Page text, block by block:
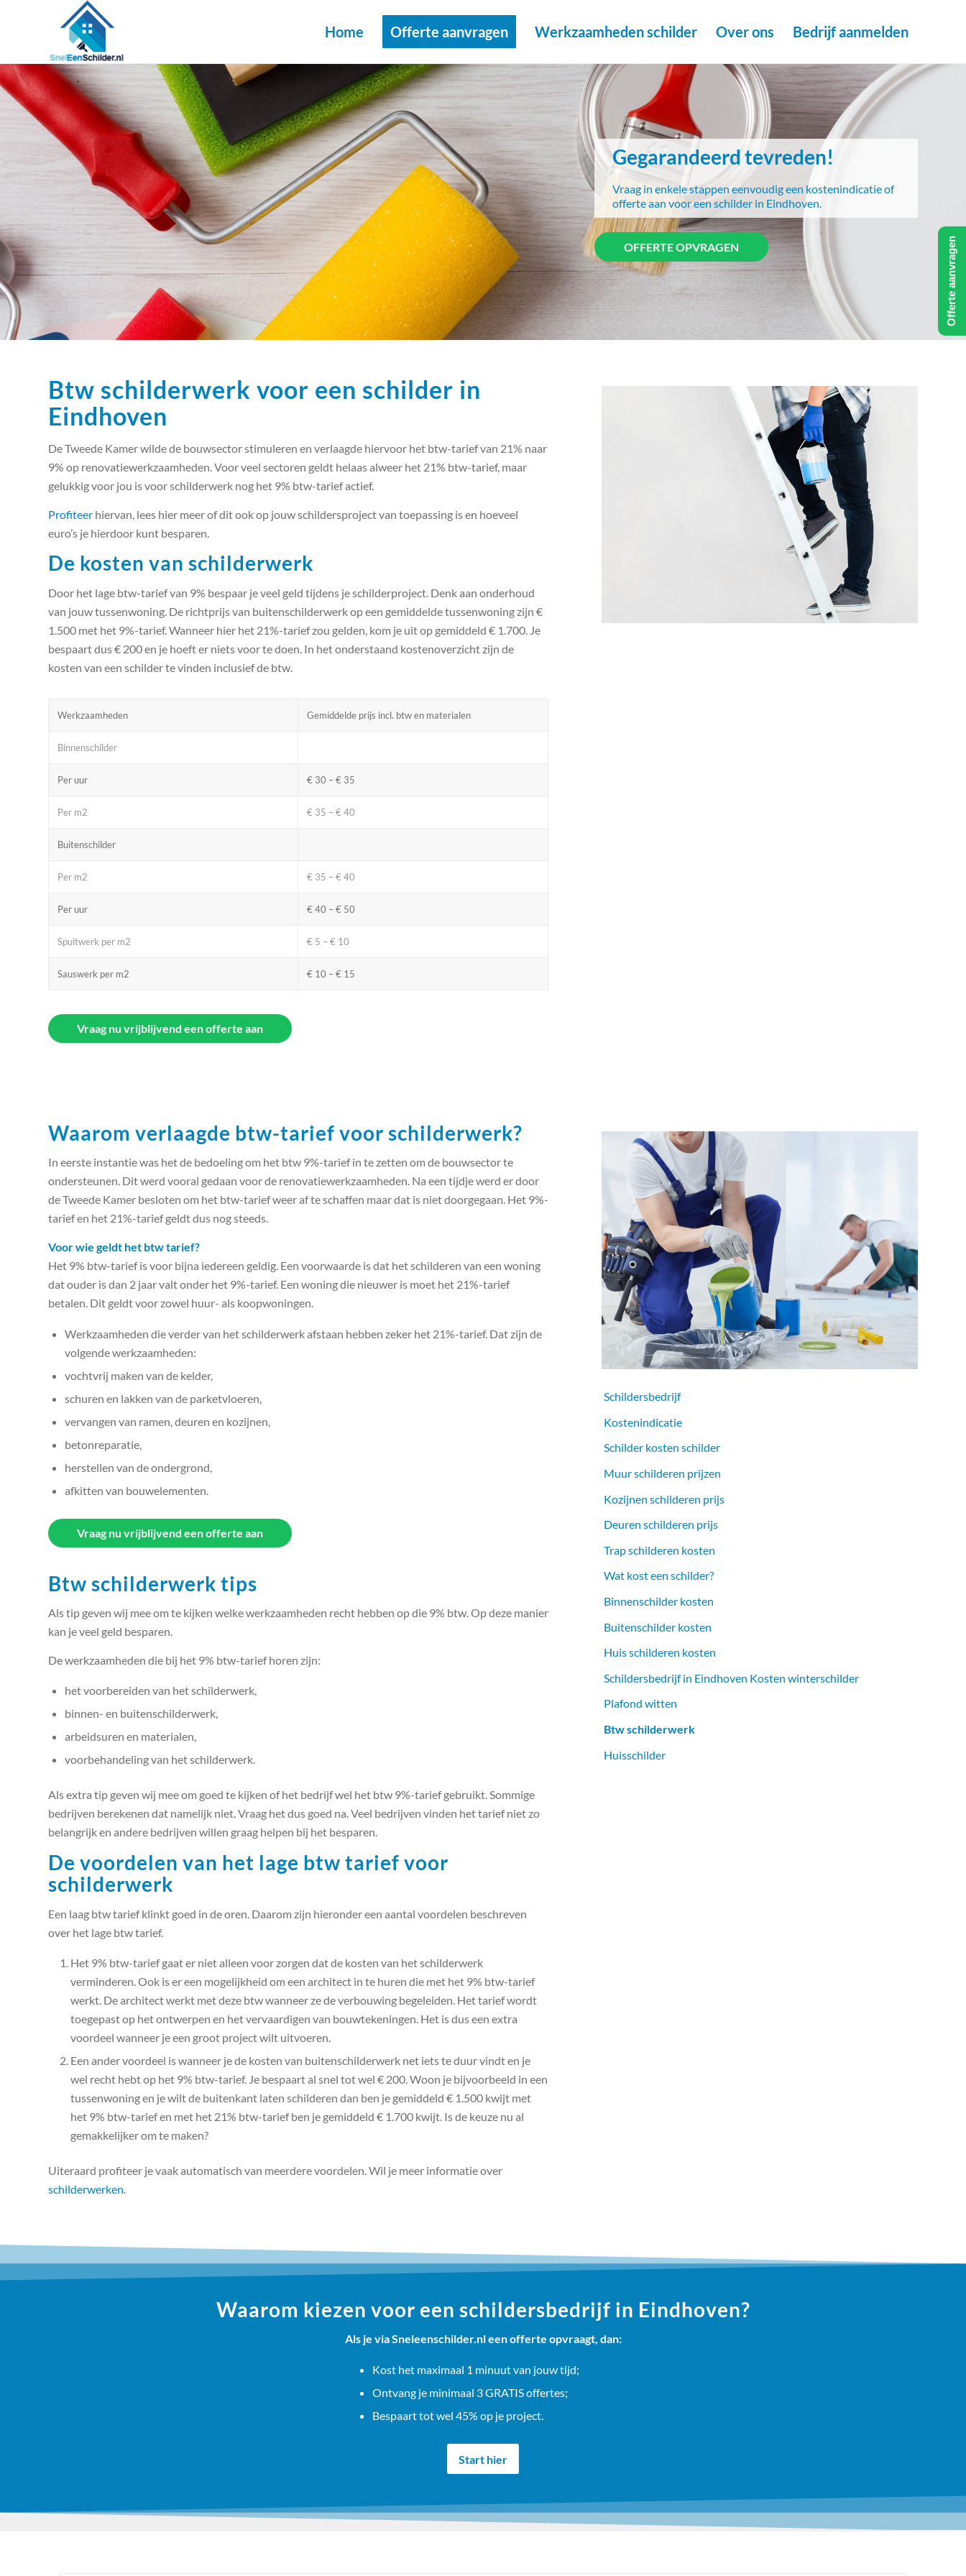
Home Offerte aanvragen Werkzaamheden schilder Over ons Bedrijf aanmelden
Gegarandeerd tevreden!
Vraag in enkele stappen eenvoudig een kostenindicatie of
offerte aan voor een schilder in Eindhoven.
OFFERTE OPVRAGEN
Btw schilderwerk voor een schilder in
Eindhoven
De Tweede Kamer wilde de bouwsector stimuleren en verlaagde hiervoor het btw-tarief van 21% naar
9% op renovatiewerkzaamheden. Voor veel sectoren geldt helaas alweer het 21% btw-tarief, maar
gelukkig voor jou is voor schilderwerk nog het 9% btw-tarief actief.
Profiteer hiervan, lees hier meer of dit ook op jouw schildersproject van toepassing is en hoeveel
euro’s je hierdoor kunt besparen.
De kosten van schilderwerk
Door het lage btw-tarief van 9% bespaar je veel geld tijdens je schilderproject. Denk aan onderhoud
van jouw tussenwoning. De richtprijs van buitenschilderwerk op een gemiddelde tussenwoning zijn €
1.500 met het 9%-tarief. Wanneer hier het 21%-tarief zou gelden, kom je uit op gemiddeld € 1.700. Je
bespaart dus € 200 en je hoeft er niets voor te doen. In het onderstaand kostenoverzicht zijn de
kosten van een schilder te vinden inclusief de btw.
Werkzaamheden Gemiddelde prijs incl. btw en materialen
Binnenschilder
Per uur € 30 – € 35
Per m2 € 35 – € 40
Buitenschilder
Per m2 € 35 – € 40
Per uur € 40 – € 50
Spuitwerk per m2 € 5 – € 10
Sauswerk per m2 € 10 – € 15
Vraag nu vrijblijvend een offerte aan
Waarom verlaagde btw-tarief voor schilderwerk?
In eerste instantie was het de bedoeling om het btw 9%-tarief in te zetten om de bouwsector te
ondersteunen. Dit werd vooral gedaan voor de renovatiewerkzaamheden. Na een tijdje werd er door
de Tweede Kamer besloten om het btw-tarief weer af te schaffen maar dat is niet doorgegaan. Het 9%-
tarief en het 21%-tarief geldt dus nog steeds.
Voor wie geldt het btw tarief?
Het 9% btw-tarief is voor bijna iedereen geldig. Een voorwaarde is dat het schilderen van een woning
dat ouder is dan 2 jaar valt onder het 9%-tarief. Een woning die nieuwer is moet het 21%-tarief
betalen. Dit geldt voor zowel huur- als koopwoningen.
Werkzaamheden die verder van het schilderwerk afstaan hebben zeker het 21%-tarief. Dat zijn de
volgende werkzaamheden:
vochtvrij maken van de kelder,
schuren en lakken van de parketvloeren,
vervangen van ramen, deuren en kozijnen,
betonreparatie,
herstellen van de ondergrond,
afkitten van bouwelementen.
Vraag nu vrijblijvend een offerte aan
Btw schilderwerk tips
Als tip geven wij mee om te kijken welke werkzaamheden recht hebben op die 9% btw. Op deze manier
kan je veel geld besparen.
De werkzaamheden die bij het 9% btw-tarief horen zijn:
het voorbereiden van het schilderwerk,
binnen- en buitenschilderwerk,
arbeidsuren en materialen,
voorbehandeling van het schilderwerk.
Als extra tip geven wij mee om goed te kijken of het bedrijf wel het btw 9%-tarief gebruikt. Sommige
bedrijven berekenen dat namelijk niet. Vraag het dus goed na. Veel bedrijven vinden het tarief niet zo
belangrijk en andere bedrijven willen graag helpen bij het besparen.
De voordelen van het lage btw tarief voor
schilderwerk
Een laag btw tarief klinkt goed in de oren. Daarom zijn hieronder een aantal voordelen beschreven
over het lage btw tarief.
Het 9% btw-tarief gaat er niet alleen voor zorgen dat de kosten van het schilderwerk
verminderen. Ook is er een mogelijkheid om een architect in te huren die met het 9% btw-tarief
werkt. De architect werkt met deze btw wanneer ze de verbouwing begeleiden. Het tarief wordt
toegepast op het ontwerpen en het vervaardigen van bouwtekeningen. Het is dus een extra
voordeel wanneer je een groot project wilt uitvoeren.
Een ander voordeel is wanneer je de kosten van buitenschilderwerk net iets te duur vindt en je
wel recht hebt op het 9% btw-tarief. Je bespaart al snel tot wel € 200. Woon je bijvoorbeeld in een
tussenwoning en je wilt de buitenkant laten schilderen dan ben je gemiddeld € 1.500 kwijt met
het 9% btw-tarief en met het 21% btw-tarief ben je gemiddeld € 1.700 kwijt. Is de keuze nu al
gemakkelijker om te maken?
Uiteraard profiteer je vaak automatisch van meerdere voordelen. Wil je meer informatie over
schilderwerken.
Schildersbedrijf
Kostenindicatie
Schilder kosten schilder
Muur schilderen prijzen
Kozijnen schilderen prijs
Deuren schilderen prijs
Trap schilderen kosten
Wat kost een schilder?
Binnenschilder kosten
Buitenschilder kosten
Huis schilderen kosten
Schildersbedrijf in Eindhoven Kosten winterschilder
Plafond witten
Btw schilderwerk
Huisschilder
Waarom kiezen voor een schildersbedrijf in Eindhoven?
Als je via Sneleenschilder.nl een offerte opvraagt, dan:
Kost het maximaal 1 minuut van jouw tijd;
Ontvang je minimaal 3 GRATIS offertes;
Bespaart tot wel 45% op je project.
Start hier
Offerte aanvragen